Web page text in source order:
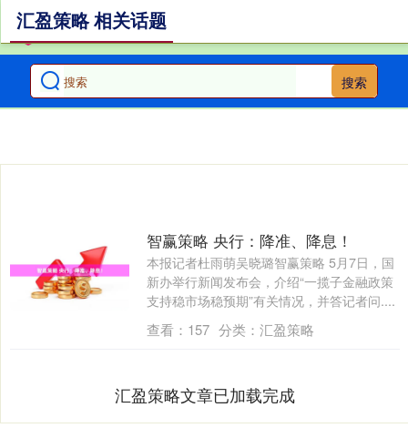
搜索
汇盈策略 相关话题
智赢策略 央行：降准、降息！
本报记者杜雨萌吴晓璐智赢策略 5月7日，国
新办举行新闻发布会，介绍“一揽子金融政策
支持稳市场稳预期”有关情况，并答记者问....
查看： 157 分类： 汇盈策略
汇盈策略文章已加载完成